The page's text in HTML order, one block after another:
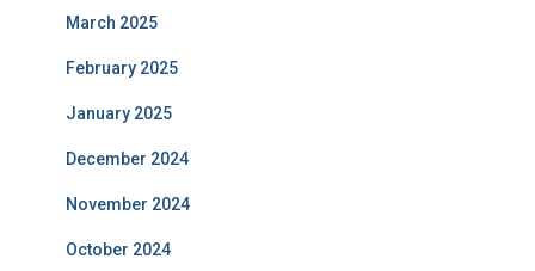
March 2025
February 2025
January 2025
December 2024
November 2024
October 2024